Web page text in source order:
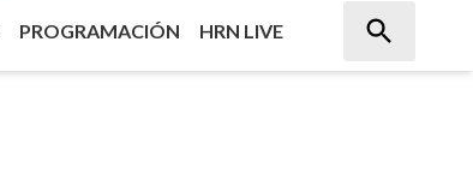
PROGRAMACIÓN HRN LIVE